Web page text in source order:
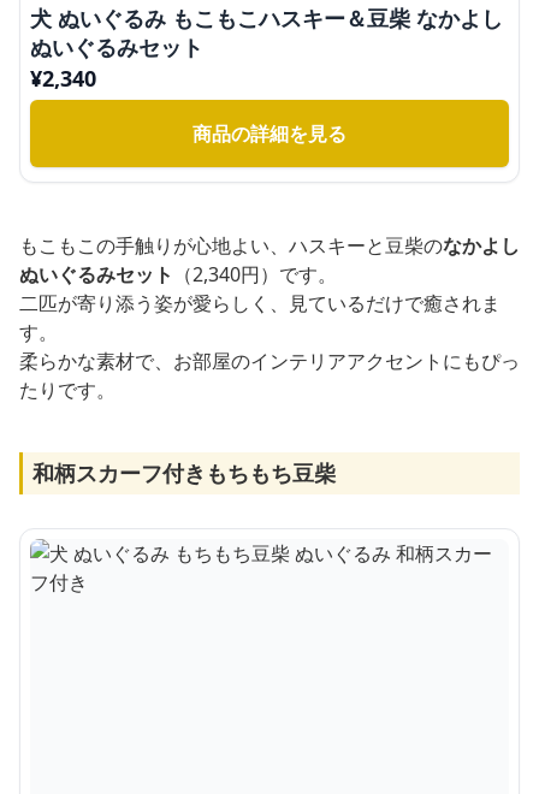
犬 ぬいぐるみ もこもこハスキー＆豆柴 なかよし
ぬいぐるみセット
¥2,340
商品の詳細を見る
もこもこの手触りが心地よい、ハスキーと豆柴のなかよし
ぬいぐるみセット （2,340円）です。
二匹が寄り添う姿が愛らしく、見ているだけで癒されま
す。
柔らかな素材で、お部屋のインテリアアクセントにもぴっ
たりです。
和柄スカーフ付きもちもち豆柴